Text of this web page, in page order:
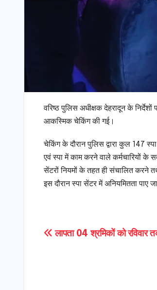
वरिष्ठ पुलिस अधीक्षक देहरादून के
आकस्मिक चेकिंग की गई।
चेकिंग के दौरान पुलिस द्वारा कुल 147
एवं स्पा में काम करने वाले कर्मचारियों के
सेंटरों नियमों के तहत ही संचालित करने
इस दौरान स्पा सेंटर में अनियमितता पाए
Post
लापता 04 श्रमिकों को